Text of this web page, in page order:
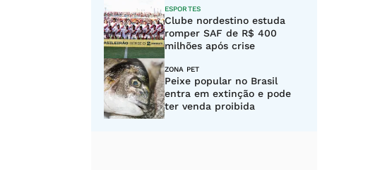
ESPORTES
Clube nordestino estuda
romper SAF de R$ 400
milhões após crise
ZONA PET
Peixe popular no Brasil
entra em extinção e pode
ter venda proibida